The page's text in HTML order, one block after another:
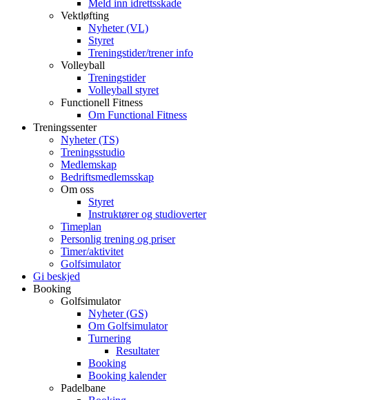
Meld inn idrettsskade
Vektløfting
Nyheter (VL)
Styret
Treningstider/trener info
Volleyball
Treningstider
Volleyball styret
Functionell Fitness
Om Functional Fitness
Treningssenter
Nyheter (TS)
Treningsstudio
Medlemskap
Bedriftsmedlemsskap
Om oss
Styret
Instruktører og studioverter
Timeplan
Personlig trening og priser
Timer/aktivitet
Golfsimulator
Gi beskjed
Booking
Golfsimulator
Nyheter (GS)
Om Golfsimulator
Turnering
Resultater
Booking
Booking kalender
Padelbane